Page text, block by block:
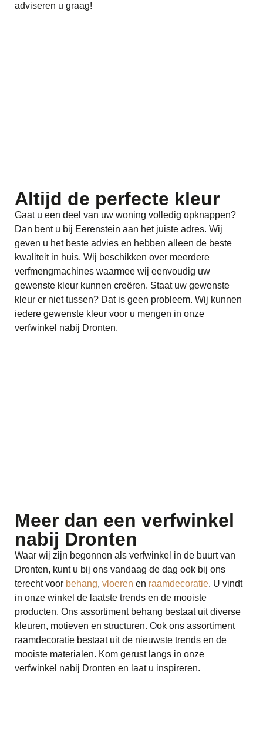
adviseren u graag!
Altijd de perfecte kleur
Gaat u een deel van uw woning volledig opknappen?
Dan bent u bij Eerenstein aan het juiste adres. Wij
geven u het beste advies en hebben alleen de beste
kwaliteit in huis. Wij beschikken over meerdere
verfmengmachines waarmee wij eenvoudig uw
gewenste kleur kunnen creëren. Staat uw gewenste
kleur er niet tussen? Dat is geen probleem. Wij kunnen
iedere gewenste kleur voor u mengen in onze
verfwinkel nabij Dronten.
Meer dan een verfwinkel
nabij Dronten
Waar wij zijn begonnen als verfwinkel in de buurt van
Dronten, kunt u bij ons vandaag de dag ook bij ons
terecht voor behang, vloeren en raamdecoratie. U vindt
in onze winkel de laatste trends en de mooiste
producten. Ons assortiment behang bestaat uit diverse
kleuren, motieven en structuren. Ook ons assortiment
raamdecoratie bestaat uit de nieuwste trends en de
mooiste materialen. Kom gerust langs in onze
verfwinkel nabij Dronten en laat u inspireren.